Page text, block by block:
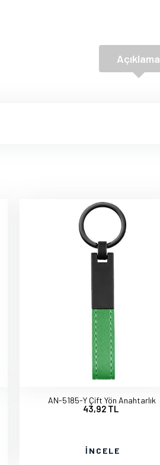
Açıklama
AN-5185-Y Çift Yön Anahtarlık
43,92 TL
İNCELE